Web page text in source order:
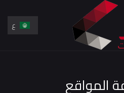
ع
En
المواقع